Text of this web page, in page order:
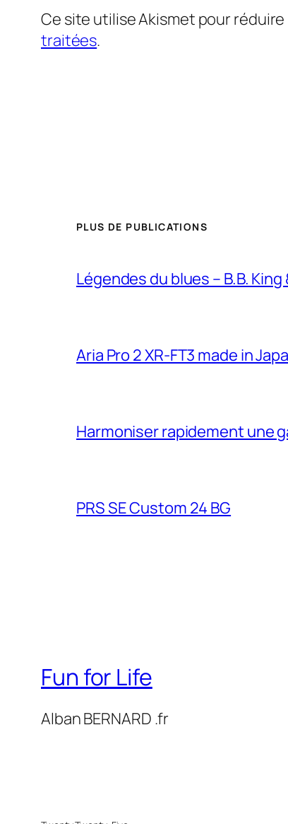
Ce site utilise Akismet pour
traitées.
PLUS DE PUBLICATIONS
Légendes du blues – B.B.
Aria Pro 2 XR-FT3 made in
Harmoniser rapidement une
PRS SE Custom 24 BG
Fun for Life
Alban BERNARD .fr